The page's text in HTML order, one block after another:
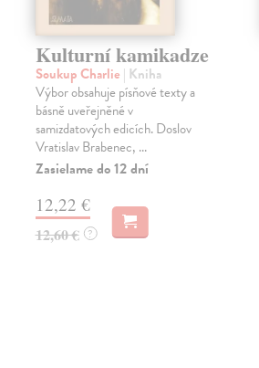
Kulturní kamikadze
Soukup Charlie | Kniha
Výbor obsahuje písňové texty a
básně uveřejněné v
samizdatových edicích. Doslov
Vratislav Brabenec, ...
Zasielame do 12 dní
12,22 €
12,60 € ?